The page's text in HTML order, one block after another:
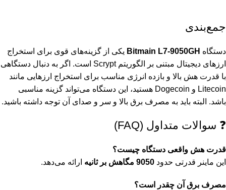
جمع‌بندی
دستگاه Bitmain L7-9050GH یکی از گزینه‌های قوی برای استخراج
ارزهای دیجیتال مبتنی بر الگوریتم Scrypt است. اگر به دنبال دستگاهی
با قدرت هش بالا و بازده انرژی مناسب برای استخراج ارزهایی مانند
Litecoin و Dogecoin هستید، این دستگاه می‌تواند گزینه مناسبی
باشد. البته باید به مصرف برق بالا و سر و صدای آن توجه داشته باشید.
❓ سوالات متداول (FAQ)
قدرت هش واقعی دستگاه چیست؟
این ماینر قدرتی حدود 9050 مگاهش بر ثانیه ارائه می‌دهد.
مصرف برق آن چقدر است؟